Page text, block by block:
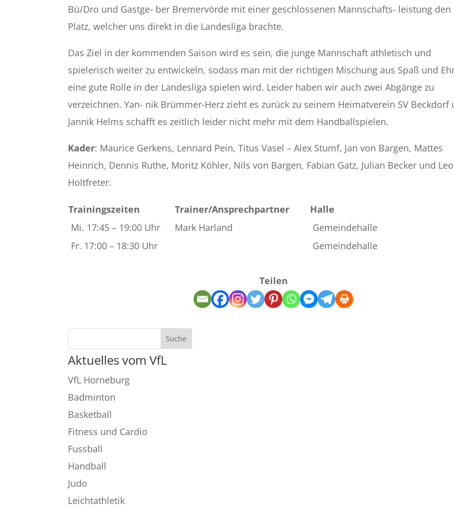
Bü/Dro und Gastge- ber Bremervörde mit einer geschlossenen Mannschafts- leistung den
Platz, welcher uns direkt in die Landesliga brachte.
Das Ziel in der kommenden Saison wird es sein, die junge Mannschaft athletisch und
spielerisch weiter zu entwickeln, sodass man mit der richtigen Mischung aus Spaß und
eine gute Rolle in der Landesliga spielen wird. Leider haben wir auch zwei Abgänge zu
verzeichnen. Yan- nik Brümmer-Herz zieht es zurück zu seinem Heimatverein SV Beckdorf
Jannik Helms schafft es zeitlich leider nicht mehr mit dem Handballspielen.
Kader: Maurice Gerkens, Lennard Pein, Titus Vasel – Alex Stumf, Jan von Bargen, Mattes
Heinrich, Dennis Ruthe, Moritz Köhler, Nils von Bargen, Fabian Gatz, Julian Becker und
Holtfreter.
Trainingszeiten Trainer/Ansprechpartner
Halle
Mi. 17:45 – 19:00 Uhr
Mark Harland
Gemeindehalle
Fr. 17:00 – 18:30 Uhr
Gemeindehalle
Teilen
Aktuelles vom VfL
VfL Horneburg
Badminton
Basketball
Fitness und Cardio
Fussball
Handball
Judo
Leichtathletik